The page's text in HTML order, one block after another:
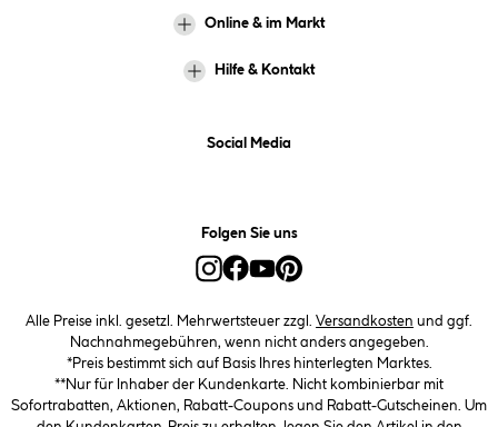
Online & im Markt
Hilfe & Kontakt
Social Media
Folgen Sie uns
Alle Preise inkl. gesetzl. Mehrwertsteuer zzgl. Versandkosten und ggf.
Nachnahmegebühren, wenn nicht anders angegeben.
*Preis bestimmt sich auf Basis Ihres hinterlegten Marktes.
**Nur für Inhaber der Kundenkarte. Nicht kombinierbar mit
Sofortrabatten, Aktionen, Rabatt-Coupons und Rabatt-Gutscheinen. Um